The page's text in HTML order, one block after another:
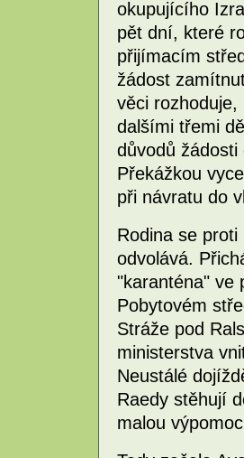
okupujícího
pět dní, které
přijímacím
žádost
věci
dalšími třemi
důvodů
Překážkou
při návratu do
Rodina se
odvolává.
"karanténa" ve
Pobytovém
Stráže pod
ministerstva
Neustálé
Raedy stěhují
malou